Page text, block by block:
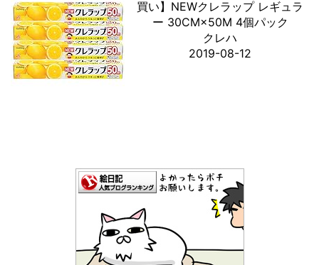
買い】NEWクレラップ レギュラ
ー 30CM×50M 4個パック
クレハ
2019-08-12